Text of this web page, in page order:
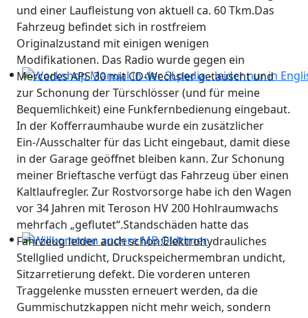
Workshop Manual in der SLpedia - leider nur in
Willkommen andere MB Oldtimer
und einer Laufleistung von aktuell ca. 60 Tkm.Das
Fahrzeug befindet sich in rostfreiem
Originalzustand mit einigen wenigen
Modifikationen. Das Radio wurde gegen ein
Mercedes APS 30 mit CD-Wechsler getauscht und
zur Schonung der Türschlösser (und für meine
Bequemlichkeit) eine Funkfernbedienung eingebaut.
In der Kofferraumhaube wurde ein zusätzlicher
Ein-/Ausschalter für das Licht eingebaut, damit diese
in der Garage geöffnet bleiben kann. Zur Schonung
meiner Brieftasche verfügt das Fahrzeug über einen
Kaltlaufregler. Zur Rostvorsorge habe ich den Wagen
vor 34 Jahren mit Teroson HV 200 Hohlraumwachs
mehrfach „geflutet“.Standschäden hatte das
Fahrzeug leider auch schon:Elektrohydrauliches
Stellglied undicht, Druckspeichermembran undicht,
Sitzarretierung defekt. Die vorderen unteren
Traggelenke mussten erneuert werden, da die
Gummischutzkappen nicht mehr weich, sondern